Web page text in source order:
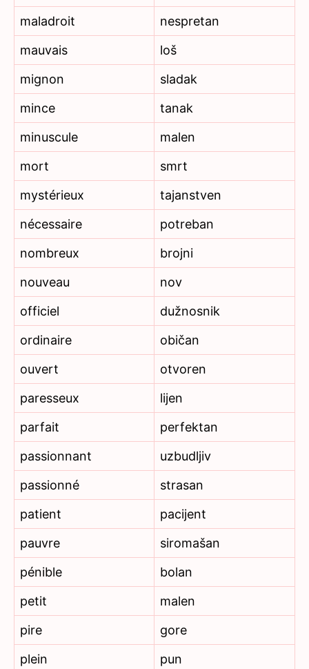
maladroit
nespretan
mauvais
loš
mignon
sladak
mince
tanak
minuscule
malen
mort
smrt
mystérieux
tajanstven
nécessaire
potreban
nombreux
brojni
nouveau
nov
officiel
dužnosnik
ordinaire
običan
ouvert
otvoren
paresseux
lijen
parfait
perfektan
passionnant
uzbudljiv
passionné
strasan
patient
pacijent
pauvre
siromašan
pénible
bolan
petit
malen
pire
gore
plein
pun